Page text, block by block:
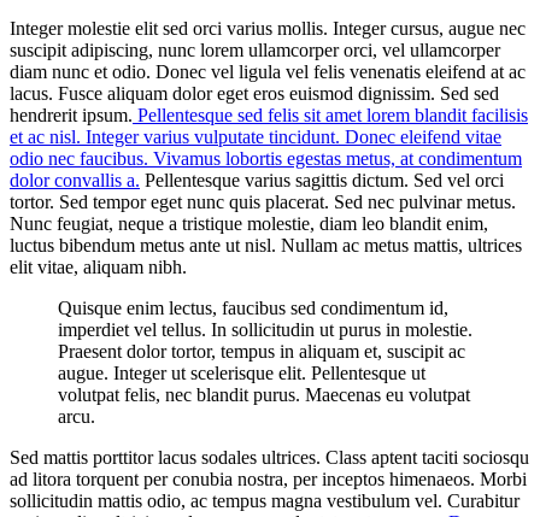
Integer molestie elit sed orci varius mollis. Integer cursus, augue nec
suscipit adipiscing, nunc lorem ullamcorper orci, vel ullamcorper
diam nunc et odio. Donec vel ligula vel felis venenatis eleifend at ac
lacus. Fusce aliquam dolor eget eros euismod dignissim. Sed sed
hendrerit ipsum. Pellentesque sed felis sit amet lorem blandit facilisis
et ac nisl. Integer varius vulputate tincidunt. Donec eleifend vitae
odio nec faucibus. Vivamus lobortis egestas metus, at condimentum
dolor convallis a. Pellentesque varius sagittis dictum. Sed vel orci
tortor. Sed tempor eget nunc quis placerat. Sed nec pulvinar metus.
Nunc feugiat, neque a tristique molestie, diam leo blandit enim,
luctus bibendum metus ante ut nisl. Nullam ac metus mattis, ultrices
elit vitae, aliquam nibh.
Quisque enim lectus, faucibus sed condimentum id,
imperdiet vel tellus. In sollicitudin ut purus in molestie.
Praesent dolor tortor, tempus in aliquam et, suscipit ac
augue. Integer ut scelerisque elit. Pellentesque ut
volutpat felis, nec blandit purus. Maecenas eu volutpat
arcu.
Sed mattis porttitor lacus sodales ultrices. Class aptent taciti sociosqu
ad litora torquent per conubia nostra, per inceptos himenaeos. Morbi
sollicitudin mattis odio, ac tempus magna vestibulum vel. Curabitur